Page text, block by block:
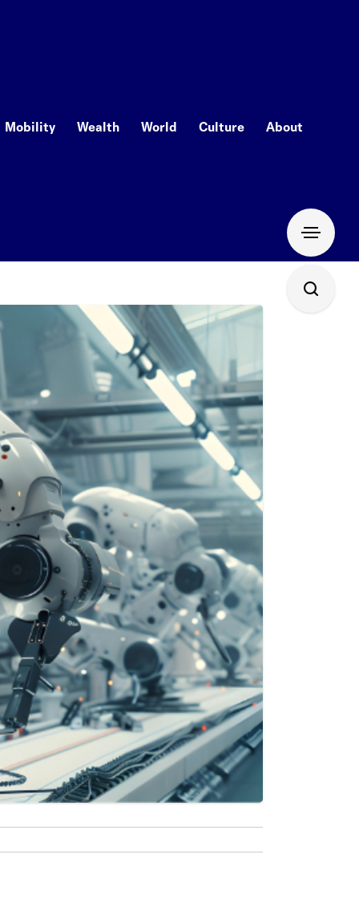
Mobility Wealth World Culture About